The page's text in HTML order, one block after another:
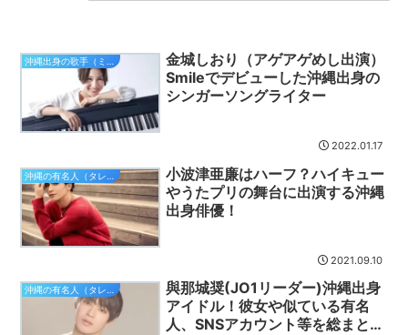
金城しおり（アゲアゲめし出演）
Smileでデビューした沖縄出身の
シンガーソングライター
2022.01.17
小波津亜廉はハーフ？ハイキュー
やうたプリの舞台に出演する沖縄
出身俳優！
2021.09.10
與那城奨(JO1リーダー)沖縄出身
アイドル！彼女や似ている有名
人、SNSアカウント等を総まと